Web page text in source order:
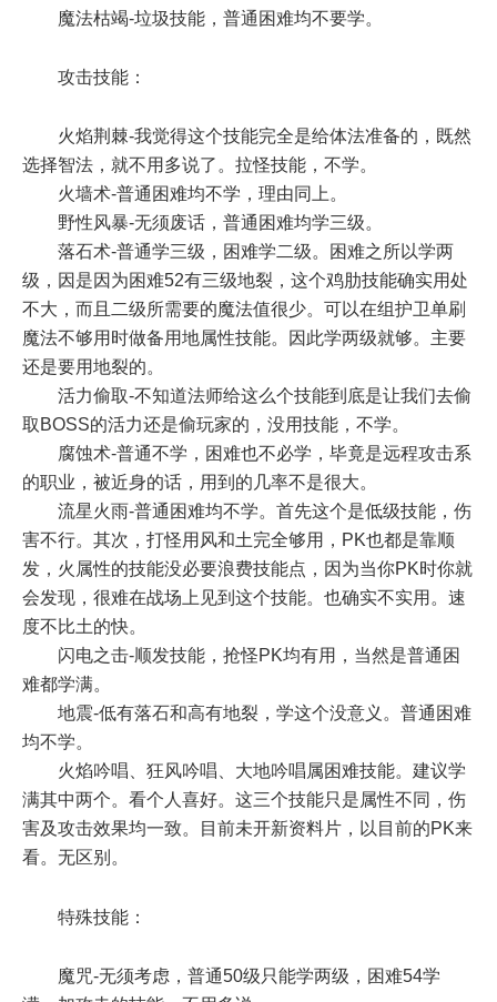
魔法枯竭-垃圾技能，普通困难均不要学。
攻击技能：
火焰荆棘-我觉得这个技能完全是给体法准备的，既然
选择智法，就不用多说了。拉怪技能，不学。
火墙术-普通困难均不学，理由同上。
野性风暴-无须废话，普通困难均学三级。
落石术-普通学三级，困难学二级。困难之所以学两
级，因是因为困难52有三级地裂，这个鸡肋技能确实用处
不大，而且二级所需要的魔法值很少。可以在组护卫单刷
魔法不够用时做备用地属性技能。因此学两级就够。主要
还是要用地裂的。
活力偷取-不知道法师给这么个技能到底是让我们去偷
取BOSS的活力还是偷玩家的，没用技能，不学。
腐蚀术-普通不学，困难也不必学，毕竟是远程攻击系
的职业，被近身的话，用到的几率不是很大。
流星火雨-普通困难均不学。首先这个是低级技能，伤
害不行。其次，打怪用风和土完全够用，PK也都是靠顺
发，火属性的技能没必要浪费技能点，因为当你PK时你就
会发现，很难在战场上见到这个技能。也确实不实用。速
度不比土的快。
闪电之击-顺发技能，抢怪PK均有用，当然是普通困
难都学满。
地震-低有落石和高有地裂，学这个没意义。普通困难
均不学。
火焰吟唱、狂风吟唱、大地吟唱属困难技能。建议学
满其中两个。看个人喜好。这三个技能只是属性不同，伤
害及攻击效果均一致。目前未开新资料片，以目前的PK来
看。无区别。
特殊技能：
魔咒-无须考虑，普通50级只能学两级，困难54学